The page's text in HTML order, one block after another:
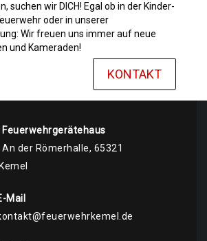
suchen wir DICH! Egal ob in der Kinder-
oder in unserer
Wir freuen uns immer auf neue
und Kameraden!
KONTAKT
Feuerwehrgerätehaus
An der Römerhalle, 65321
Mail